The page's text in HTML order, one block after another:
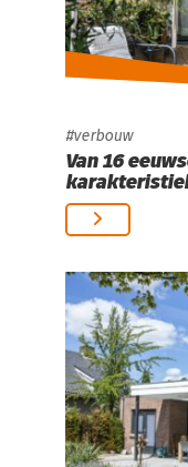
verbouw
Van 16